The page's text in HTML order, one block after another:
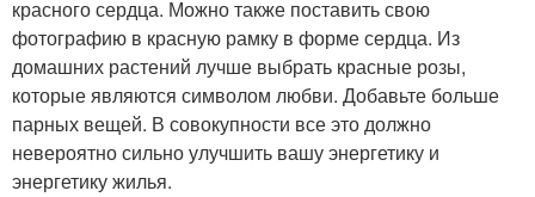
красного сердца. Можно также поставить свою
фотографию в красную рамку в форме сердца. Из
домашних растений лучше выбрать красные розы,
которые являются символом любви. Добавьте больше
парных вещей. В совокупности все это должно
невероятно сильно улучшить вашу энергетику и
энергетику жилья.